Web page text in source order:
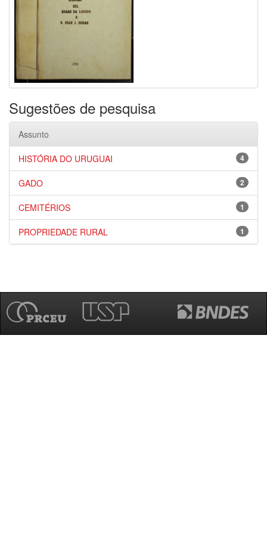
Sugestões de pesquisa
Assunto
4
HISTÓRIA DO URUGUAI
2
GADO
1
CEMITÉRIOS
1
PROPRIEDADE RURAL